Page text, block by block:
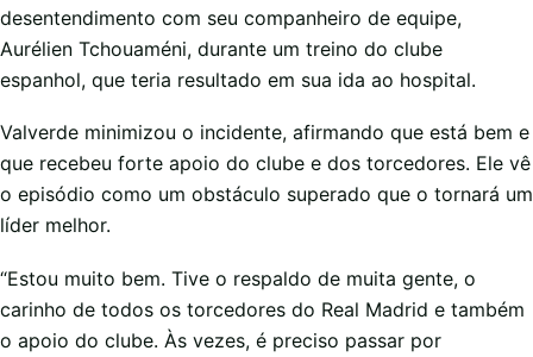
desentendimento com seu companheiro de equipe,
Aurélien Tchouaméni, durante um treino do clube
espanhol, que teria resultado em sua ida ao hospital.
Valverde minimizou o incidente, afirmando que está bem e
que recebeu forte apoio do clube e dos torcedores. Ele vê
o episódio como um obstáculo superado que o tornará um
líder melhor.
“Estou muito bem. Tive o respaldo de muita gente, o
carinho de todos os torcedores do Real Madrid e também
o apoio do clube. Às vezes, é preciso passar por